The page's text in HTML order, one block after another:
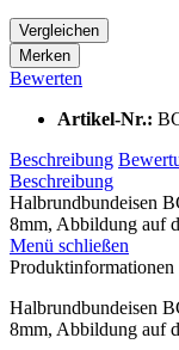
Vergleichen
Merken
Bewerten
Artikel-Nr.:
Beschreibung
Beschreibung
Halbrundbundeisen
8mm, Abbildung auf
Menü schließen
Halbrundbundeisen
8mm, Abbildung auf